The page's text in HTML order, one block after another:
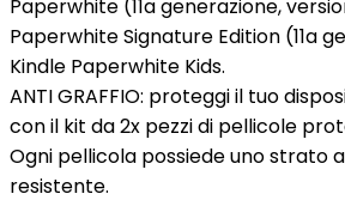
Paperwhite (11a generazione,
Paperwhite Signature Edition (11a
Kindle Paperwhite Kids.
ANTI GRAFFIO: proteggi il tuo
con il kit da 2x pezzi di pellicole
Ogni pellicola possiede uno strato
resistente.